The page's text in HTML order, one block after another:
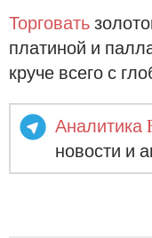
Торговать
платиной и
круче всего с
Аналитика
новости и